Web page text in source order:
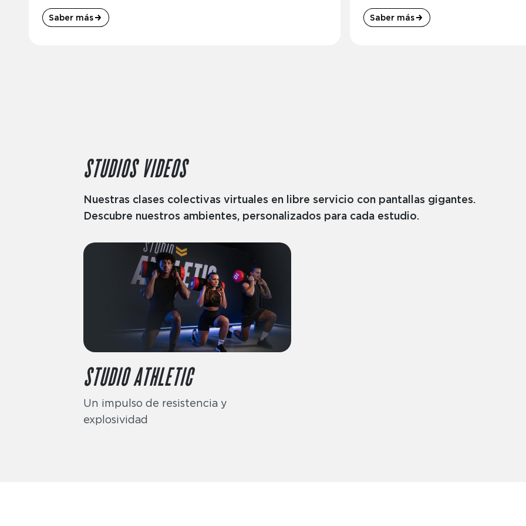
Saber más Saber más
STUDIOS VIDEOS
Nuestras clases colectivas virtuales en libre servicio con pantallas gigantes.
Descubre nuestros ambientes, personalizados para cada estudio.
STUDIO ATHLETIC
Un impulso de resistencia y
explosividad